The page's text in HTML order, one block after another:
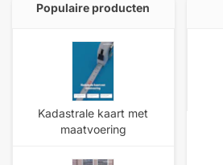
Populaire producten
Kadastrale kaart met
maatvoering